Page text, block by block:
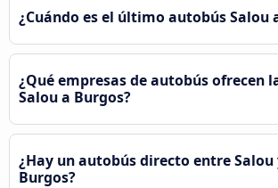
¿Cuándo es el último autobús Salou
¿Qué empresas de autobús ofrecen
Salou a Burgos?
¿Hay un autobús directo entre Salou
Burgos?